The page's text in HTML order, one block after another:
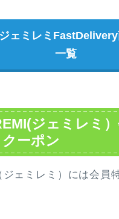
ェミレミ
一覧
ジェミレミ
ーポン
ェミレミ）には会員